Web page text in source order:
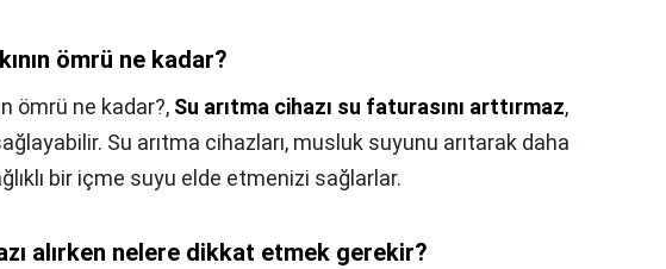
ömrü ne kadar?
ömrü ne kadar?, Su arıtma cihazı su faturasını arttırmaz,
Su arıtma cihazları, musluk suyunu arıtarak daha
bir içme suyu elde etmenizi sağlarlar.
alırken nelere dikkat etmek gerekir?